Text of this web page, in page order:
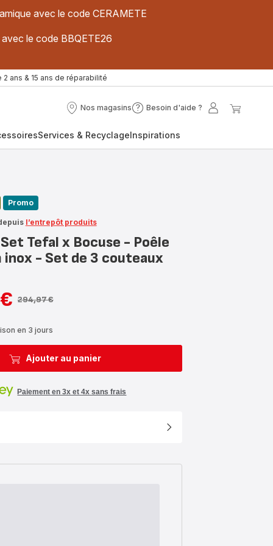
avec le code CERAMETE
le code BBQETE26
2 ans & 15 ans de réparabilité
Nos magasins
Nos
Besoin d'aide ?
Besoin
?
Mon
Services & RecyclageInspirations
Promo
l’entrepôt produits
Tefal x Bocuse - Poêle
- Set de 3 couteaux
294,97 €
en 3 jours
Ajouter au panier
Paiement en 3x et 4x sans frais